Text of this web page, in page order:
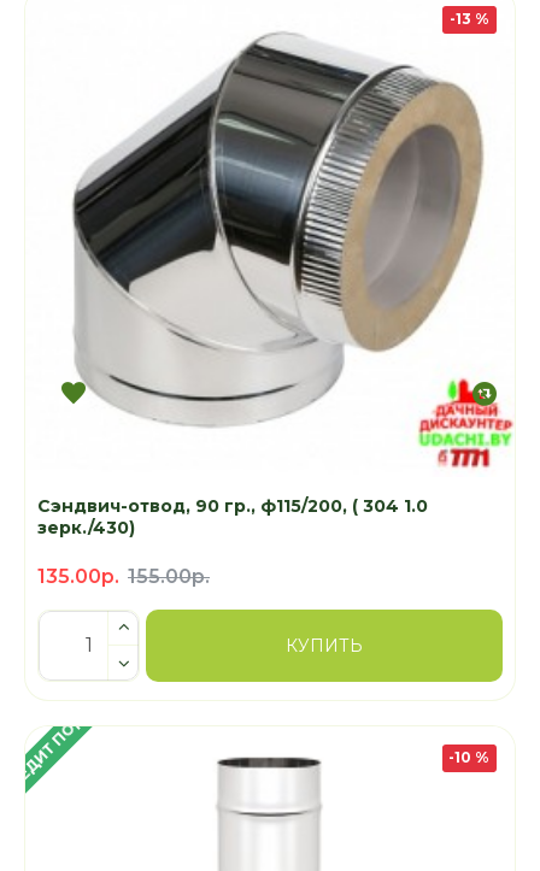
-13 %
Сэндвич-отвод, 90 гр., ф115/200, ( 304 1.0
зерк./430)
135.00р. 155.00р.
КУПИТЬ
ПОД 4% -10 %